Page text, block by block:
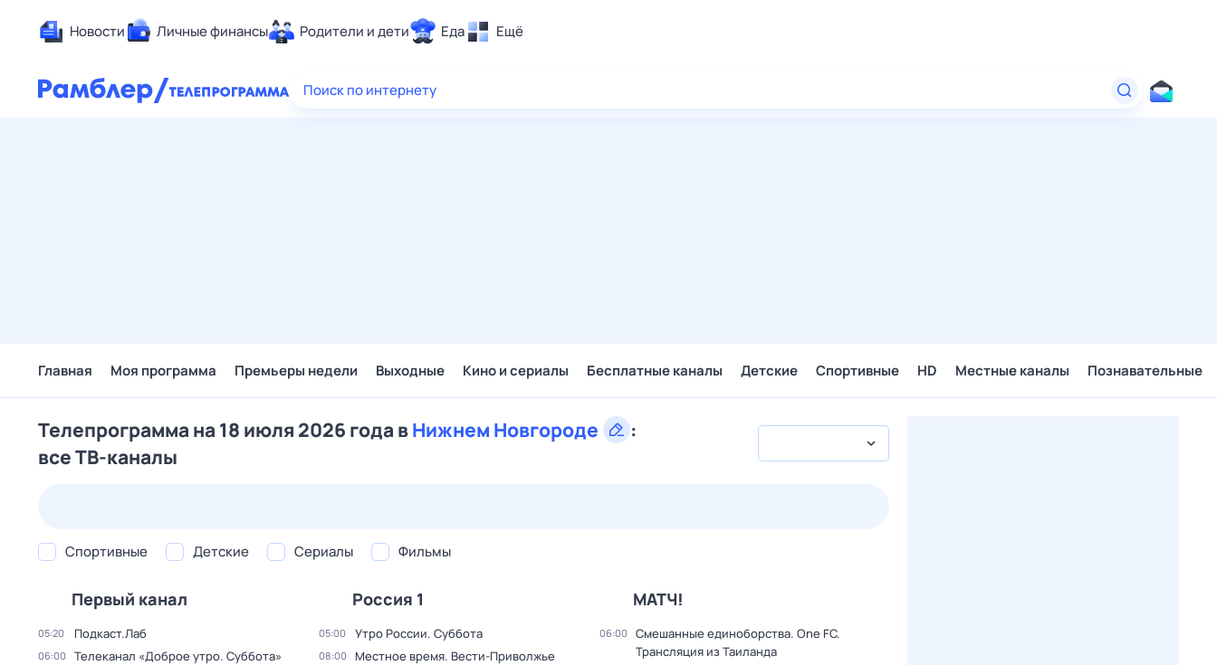
Новости Личные финансы Родители и дети Еда Ещё
Здоровье
Поиск по интернету
Главная Моя программа Премьеры недели Выходные Кино и сериалы Бесплатные каналы Детские Спортивные HD Местные каналы Познавательные
Телепрограмма на 18 июля 2026 года вНижнем Новгороде
:
все ТВ-каналы
Спортивные Детские Сериалы Фильмы
Первый канал
05:20 Подкаст.Лаб
06:00 Телеканал «Доброе утро. Суббота»
Россия 1
05:00 Утро России. Суббота
08:00 Местное время. Вести-Приволжье
МАТЧ!
06:00
Смешанные единоборства. One FC.
Трансляция из Таиланда